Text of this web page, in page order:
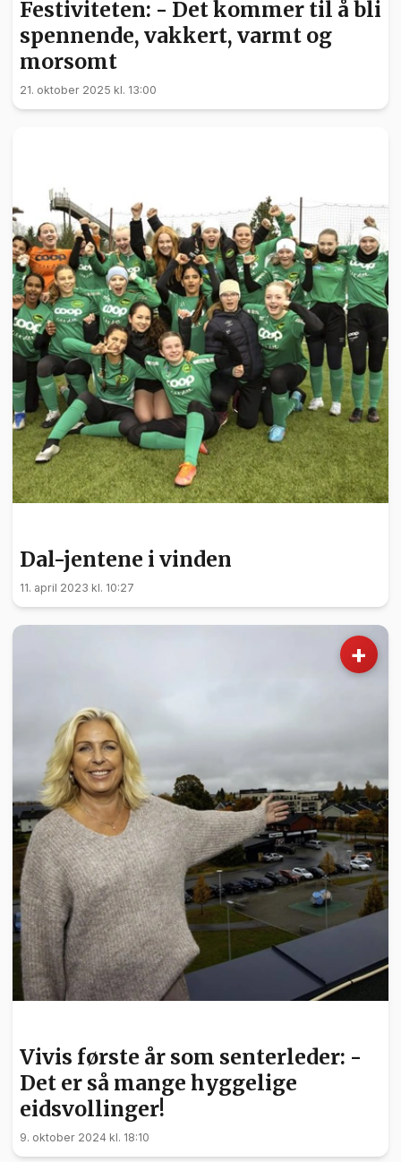
Festiviteten: - Det kommer til å bli
spennende, vakkert, varmt og
morsomt
21. oktober 2025 kl. 13:00
Dal-jentene i vinden
11. april 2023 kl. 10:27
+
Vivis første år som senterleder: -
Det er så mange hyggelige
eidsvollinger!
9. oktober 2024 kl. 18:10